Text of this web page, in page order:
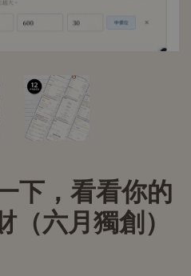
下，看看你的
六月獨創）